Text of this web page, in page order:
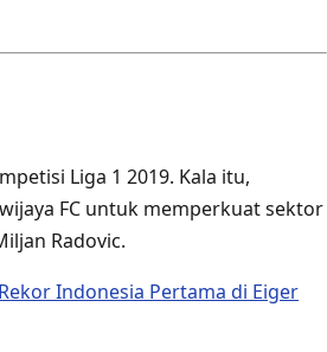
Liga 1 2019. Kala itu,
FC untuk memperkuat sektor
Radovic.
Indonesia Pertama di Eiger